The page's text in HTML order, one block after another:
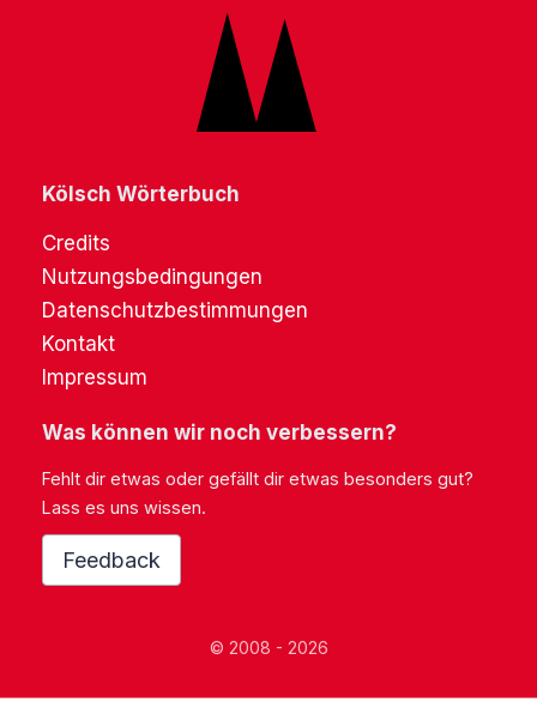
Kölsch Wörterbuch
Credits
Nutzungsbedingungen
Datenschutzbestimmungen
Kontakt
Impressum
Was können wir noch verbessern?
Fehlt dir etwas oder gefällt dir etwas besonders gut?
Lass es uns wissen.
Feedback
© 2008 - 2026